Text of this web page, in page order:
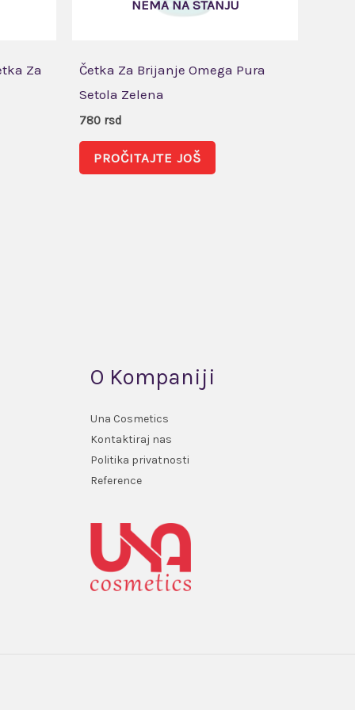
Za
NEMA NA STANJU
Četka Za Brijanje Omega Pura
Setola Zelena
780 rsd
PROČITAJTE JOŠ
O Kompaniji
Una Cosmetics
Kontaktiraj nas
Politika privatnosti
Reference